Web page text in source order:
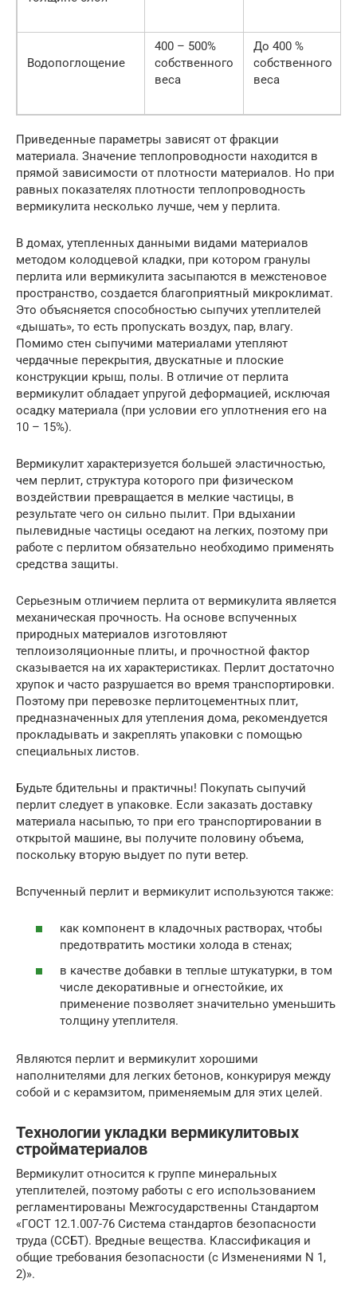
Водопоглощение
400 – 500%
собственного
веса
До 400 %
собственного
веса
Приведенные параметры зависят от фракции
материала. Значение теплопроводности находится в
прямой зависимости от плотности материалов. Но при
равных показателях плотности теплопроводность
вермикулита несколько лучше, чем у перлита.
В домах, утепленных данными видами материалов
методом колодцевой кладки, при котором гранулы
перлита или вермикулита засыпаются в межстеновое
пространство, создается благоприятный микроклимат.
Это объясняется способностью сыпучих утеплителей
«дышать», то есть пропускать воздух, пар, влагу.
Помимо стен сыпучими материалами утепляют
чердачные перекрытия, двускатные и плоские
конструкции крыш, полы. В отличие от перлита
вермикулит обладает упругой деформацией, исключая
осадку материала (при условии его уплотнения его на
10 – 15%).
Вермикулит характеризуется большей эластичностью,
чем перлит, структура которого при физическом
воздействии превращается в мелкие частицы, в
результате чего он сильно пылит. При вдыхании
пылевидные частицы оседают на легких, поэтому при
работе с перлитом обязательно необходимо применять
средства защиты.
Серьезным отличием перлита от вермикулита является
механическая прочность. На основе вспученных
природных материалов изготовляют
теплоизоляционные плиты, и прочностной фактор
сказывается на их характеристиках. Перлит достаточно
хрупок и часто разрушается во время транспортировки.
Поэтому при перевозке перлитоцементных плит,
предназначенных для утепления дома, рекомендуется
прокладывать и закреплять упаковки с помощью
специальных листов.
Будьте бдительны и практичны! Покупать сыпучий
перлит следует в упаковке. Если заказать доставку
материала насыпью, то при его транспортировании в
открытой машине, вы получите половину объема,
поскольку вторую выдует по пути ветер.
Вспученный перлит и вермикулит используются также:
как компонент в кладочных растворах, чтобы
предотвратить мостики холода в стенах;
в качестве добавки в теплые штукатурки, в том
числе декоративные и огнестойкие, их
применение позволяет значительно уменьшить
толщину утеплителя.
Являются перлит и вермикулит хорошими
наполнителями для легких бетонов, конкурируя между
собой и с керамзитом, применяемым для этих целей.
Технологии укладки вермикулитовых
стройматериалов
Вермикулит относится к группе минеральных
утеплителей, поэтому работы с его использованием
регламентированы Межгосударственны Стандартом
«ГОСТ 12.1.007-76 Система стандартов безопасности
труда (ССБТ). Вредные вещества. Классификация и
общие требования безопасности (с Изменениями N 1,
2)».